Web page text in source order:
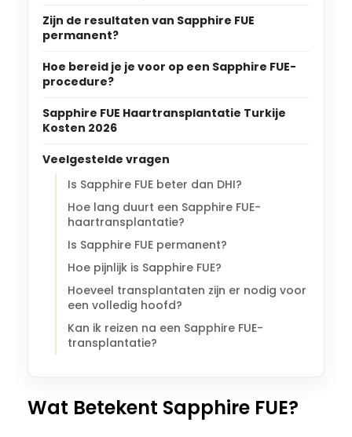
Zijn de resultaten van Sapphire FUE
permanent?
Hoe bereid je je voor op een Sapphire FUE-
procedure?
Sapphire FUE Haartransplantatie Turkije
Kosten 2026
Veelgestelde vragen
Is Sapphire FUE beter dan DHI?
Hoe lang duurt een Sapphire FUE-
haartransplantatie?
Is Sapphire FUE permanent?
Hoe pijnlijk is Sapphire FUE?
Hoeveel transplantaten zijn er nodig voor
een volledig hoofd?
Kan ik reizen na een Sapphire FUE-
transplantatie?
Wat Betekent Sapphire FUE?